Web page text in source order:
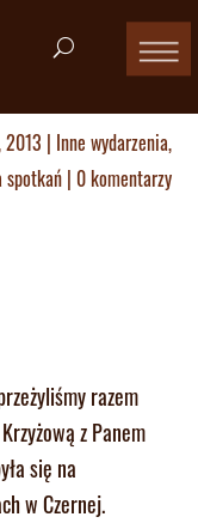
| Inne wydarzenia,
spotkań| 0 komentarzy
razem
z Panem
się na
w Czernej.